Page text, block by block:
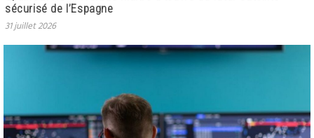
sécurisé de l’Espagne
31 juillet 2026